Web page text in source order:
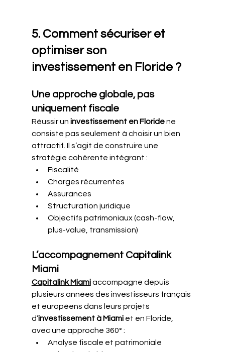
5. Comment sécuriser et
optimiser son
investissement en Floride ?
Une approche globale, pas
uniquement fiscale
Réussir un investissement en Floride ne
consiste pas seulement à choisir un bien
attractif. Il s’agit de construire une
stratégie cohérente intégrant :
Fiscalité
Charges récurrentes
Assurances
Structuration juridique
Objectifs patrimoniaux (cash-flow,
plus-value, transmission)
L’accompagnement Capitalink
Miami
Capitalink Miami accompagne depuis
plusieurs années des investisseurs français
et européens dans leurs projets
d’investissement à Miami et en Floride,
avec une approche 360° :
Analyse fiscale et patrimoniale